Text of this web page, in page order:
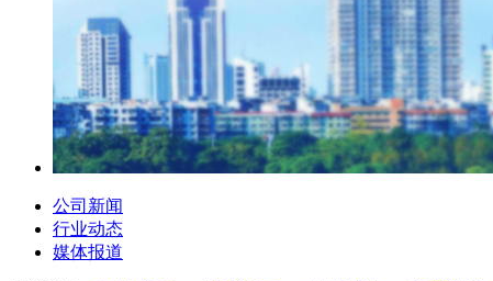
公司新闻
行业动态
媒体报道